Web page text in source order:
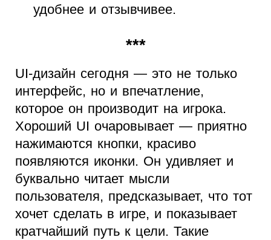
удобнее и отзывчивее.
***
UI-дизайн сегодня — это не только
интерфейс, но и впечатление,
которое он производит на игрока.
Хороший UI очаровывает — приятно
нажимаются кнопки, красиво
появляются иконки. Он удивляет и
буквально читает мысли
пользователя, предсказывает, что тот
хочет сделать в игре, и показывает
кратчайший путь к цели. Такие